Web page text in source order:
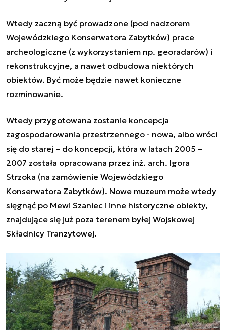
Wtedy zaczną być prowadzone (pod nadzorem
Wojewódzkiego Konserwatora Zabytków) prace
archeologiczne (z wykorzystaniem np. georadarów) i
rekonstrukcyjne, a nawet odbudowa niektórych
obiektów. Być może będzie nawet konieczne
rozminowanie.
Wtedy przygotowana zostanie koncepcja
zagospodarowania przestrzennego - nowa, albo wróci
się do starej – do koncepcji, która w latach 2005 –
2007 została opracowana przez inż. arch. Igora
Strzoka (na zamówienie Wojewódzkiego
Konserwatora Zabytków). Nowe muzeum może wtedy
sięgnąć po Mewi Szaniec i inne historyczne obiekty,
znajdujące się już poza terenem byłej Wojskowej
Składnicy Tranzytowej.